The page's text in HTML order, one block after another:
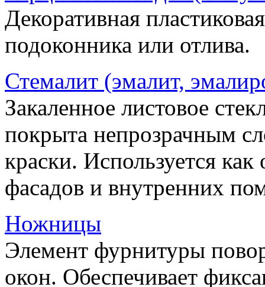
Декоративная
подоконника или отлива.
Стемалит (эмалит,
Закаленное листовое
покрыта непрозрачным
краски. Используется
фасадов и внутренних
Ножницы
Элемент фурнитуры
окон. Обеспечивает